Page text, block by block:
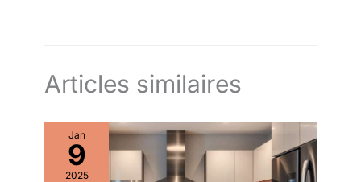
Articles similaires
Jan
9
2025